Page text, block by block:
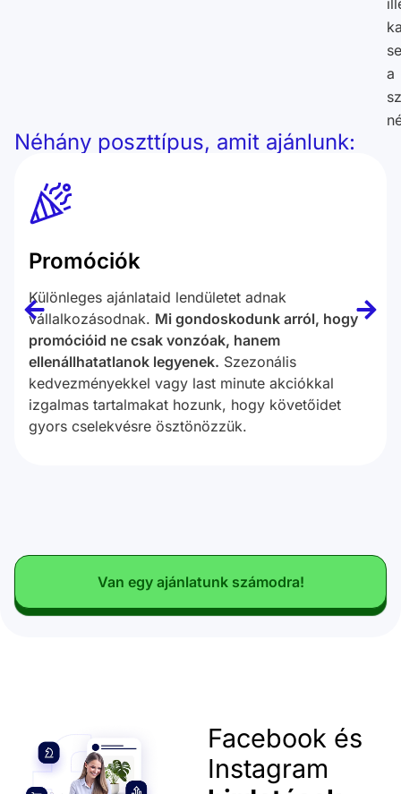
a
Néhány poszttípus, amit ajánlunk:
Promóciók
Különleges ajánlataid lendületet adnak
vállalkozásodnak. Mi gondoskodunk arról, hogy
promócióid ne csak vonzóak, hanem
ellenállhatatlanok legyenek. Szezonális
kedvezményekkel vagy last minute akciókkal
izgalmas tartalmakat hozunk, hogy követőidet
gyors cselekvésre ösztönözzük.
Van egy ajánlatunk számodra!
Facebook és
Instagram